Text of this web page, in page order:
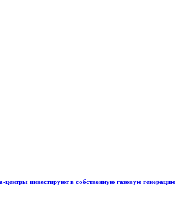
центры инвестируют в собственную газовую генерацию